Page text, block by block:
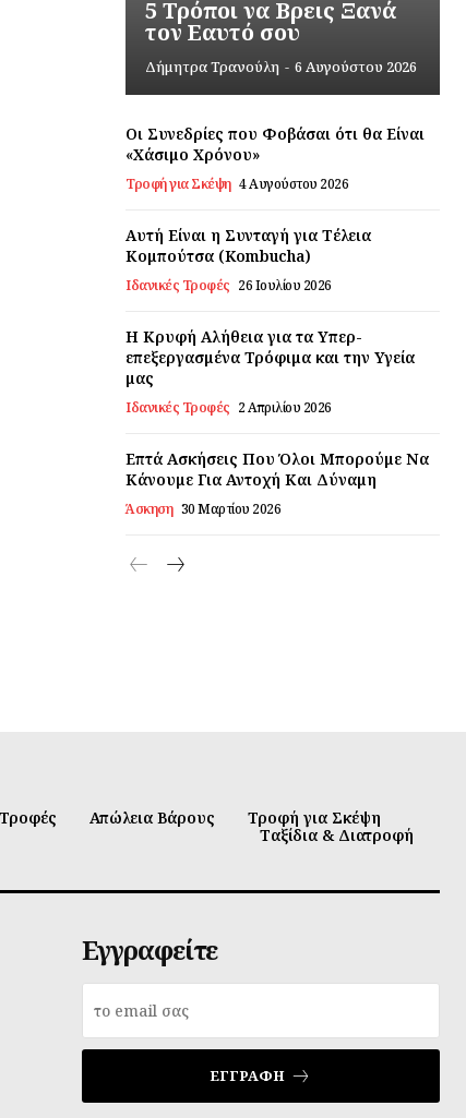
5 Τρόποι να Βρεις Ξανά
τον Εαυτό σου
Δήμητρα Τρανούλη - 6 Αυγούστου 2026
Οι Συνεδρίες που Φοβάσαι ότι θα Είναι
«Χάσιμο Χρόνου»
Τροφή για Σκέψη 4 Αυγούστου 2026
Αυτή Είναι η Συνταγή για Τέλεια
Κομπούτσα (Kombucha)
Ιδανικές Τροφές 26 Ιουλίου 2026
Η Κρυφή Αλήθεια για τα Υπερ-
επεξεργασμένα Τρόφιμα και την Υγεία
μας
Ιδανικές Τροφές 2 Απριλίου 2026
Επτά Ασκήσεις Που Όλοι Μπορούμε Να
Κάνουμε Για Αντοχή Και Δύναμη
Άσκηση 30 Μαρτίου 2026
Απώλεια Βάρους
Τροφή για Σκέψη
Ταξίδια & Διατροφή
Εγγραφείτε
ΕΓΓΡΑΦΉ